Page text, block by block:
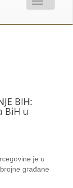
BIH:
BiH u
je u
građane